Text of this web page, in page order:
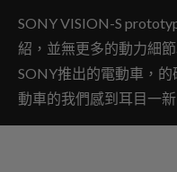
SONY VISION-S
紹，並無更多的動力細
SONY推出的電動車，
動車的我們感到耳目一新